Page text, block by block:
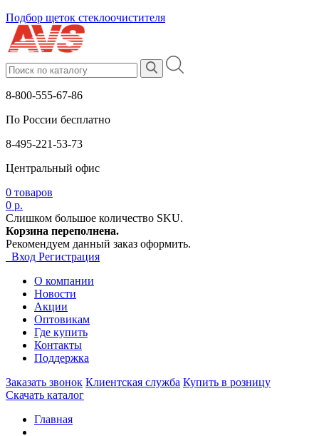
Подбор щеток стеклоочистителя
8-800-555-67-86
По России бесплатно
8-495-221-53-73
Центральный офис
0 товаров
0 р.
Слишком большое количество SKU.
Корзина переполнена.
Рекомендуем данный заказ оформить.
Вход Регистрация
О компании
Новости
Акции
Оптовикам
Где купить
Контакты
Поддержка
Заказать звонок Клиентская служба Купить в розницу
Скачать каталог
Главная